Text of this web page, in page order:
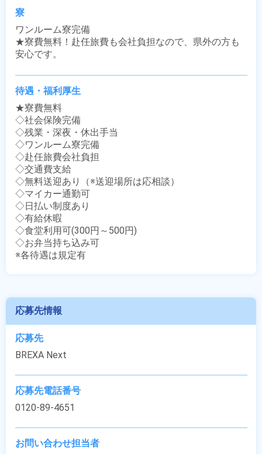
寮
ワンルーム寮完備
★寮費無料！赴任旅費も会社負担なので、県外の方も
安心です。
待遇・福利厚生
★寮費無料
◇社会保険完備
◇残業・深夜・休出手当
◇ワンルーム寮完備
◇赴任旅費会社負担
◇交通費支給
◇無料送迎あり（※送迎場所は応相談）
◇マイカー通勤可
◇日払い制度あり
◇有給休暇
◇食堂利用可(300円～500円)
◇お弁当持ち込み可
※各待遇は規定有
応募先情報
応募先
BREXA Next
応募先電話番号
0120-89-4651
お問い合わせ担当者